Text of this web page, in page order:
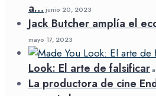
a… junio 20, 2023
Jack Butcher amplía el
mayo 17, 2023
Look: El arte de falsificar
La productora de cine